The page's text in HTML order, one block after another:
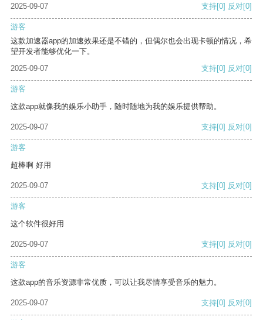
2025-09-07
支持[0] 反对[0]
游客
这款加速器app的加速效果还是不错的，但偶尔也会出现卡顿的情况，希
望开发者能够优化一下。
2025-09-07
支持[0] 反对[0]
游客
这款app就像我的娱乐小助手，随时随地为我的娱乐提供帮助。
2025-09-07 支持[0] 反对[0]
游客
超棒啊 好用
2025-09-07 支持[0] 反对[0]
游客
这个软件很好用
2025-09-07 支持[0] 反对[0]
游客
这款app的音乐资源非常优质，可以让我尽情享受音乐的魅力。
2025-09-07 支持[0] 反对[0]